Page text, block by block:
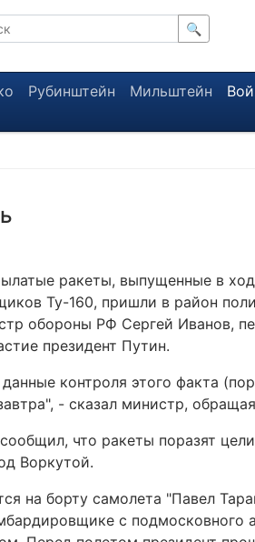
🔍
Рубинштейн Мильштейн
ракеты, выпущенные в
Ту-160, пришли в район
обороны РФ Сергей Иванов,
президент Путин.
контроля этого факта
- сказал министр,
что ракеты поразят
Воркутой.
на борту самолета "Павел
с подмосковного